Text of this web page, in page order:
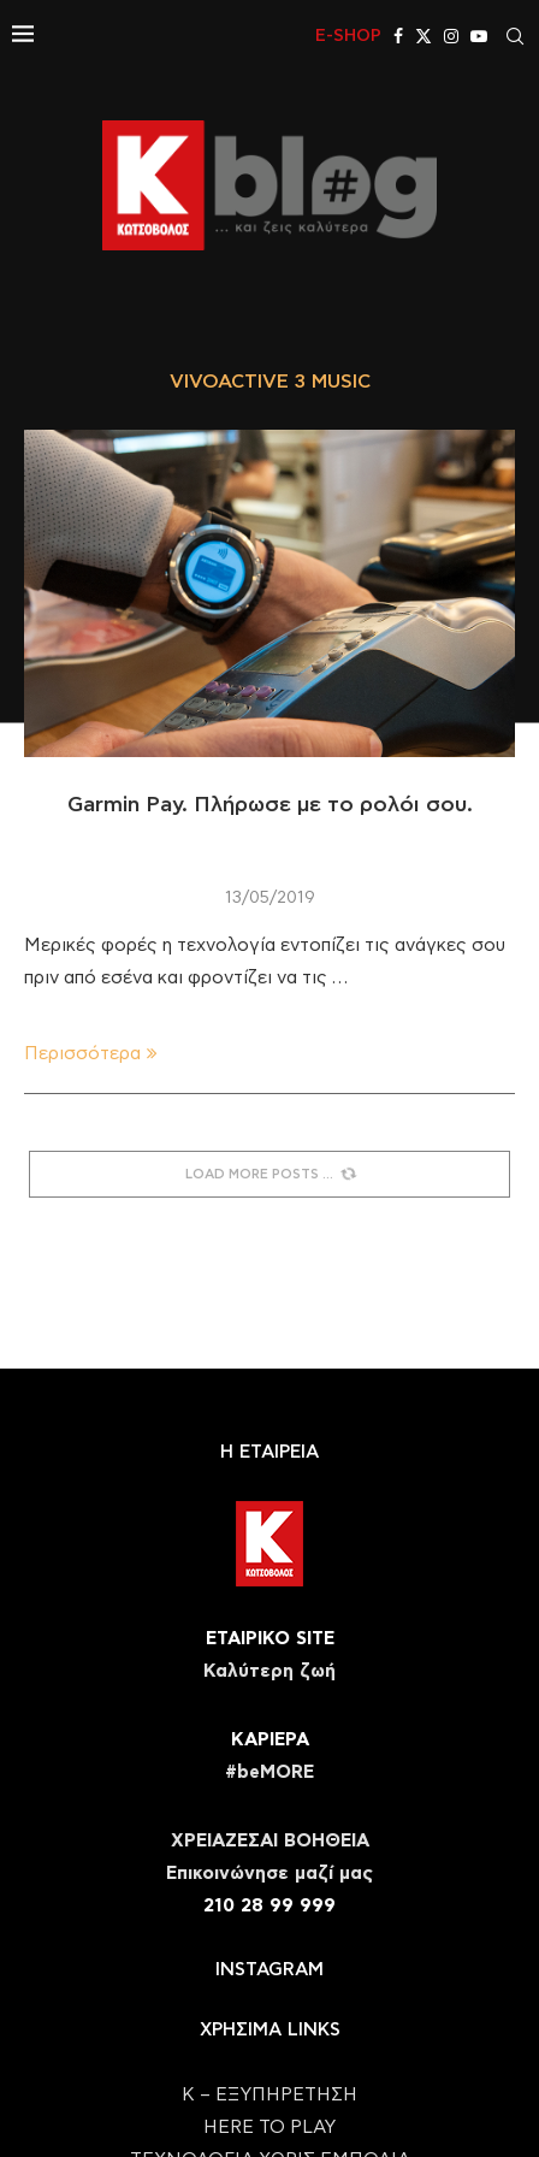
E-SHOP
VIVOACTIVE 3 MUSIC
Garmin Pay. Πλήρωσε με το ρολόι σου.
13/05/2019
Μερικές φορές η τεχνολογία εντοπίζει τις ανάγκες σου
πριν από εσένα και φροντίζει να τις …
Περισσότερα
LOAD MORE POSTS
Η ΕΤΑΙΡΕΙΑ
ΕΤΑΙΡΙΚΟ SITE
Καλύτερη ζωή
ΚΑΡΙΕΡΑ
#beMORE
ΧΡΕΙΑΖΕΣΑΙ ΒΟΗΘΕΙΑ
Eπικοινώνησε μαζί μας
210 28 99 999
INSTAGRAM
ΧΡΗΣΙΜΑ LINKS
Κ – ΕΞΥΠΗΡΕΤΗΣΗ
HERE TO PLAY